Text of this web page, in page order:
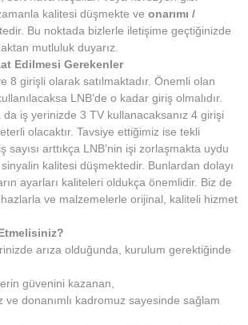
kalitesi düşmekte ve onarımı /
Bu noktada bizlerle iletişime geçtiğinizde
mutluluk duyarız.
Edilmesi Gerekenler
8 girişli olarak satılmaktadır. Önemli olan
LNB’de o kadar giriş olmalıdır.
iş yerinizde 3 TV kullanacaksanız 4 girişi
olacaktır. Tavsiye ettiğimiz ise tekli
sayısı arttıkça LNB’nin işi zorlaşmakta uydu
kalitesi düşmektedir. Bunlardan dolayı
ayarları kaliteleri oldukça önemlidir. Biz de
ve malzemelerle orijinal, kaliteli hizmet
arıza olduğunda, kurulum gerektiğinde
güvenini kazanan,
ve donanımlı kadromuz sayesinde sağlam